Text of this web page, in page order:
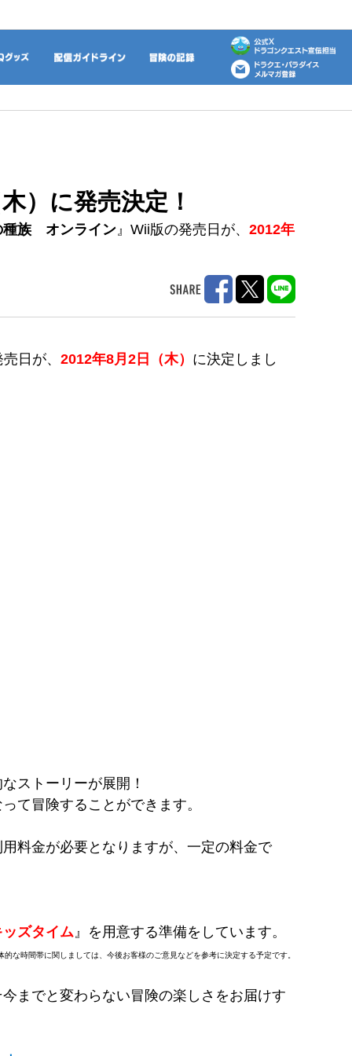
冒険の記録
）に発売決定！
種族 オンライン』Wii版の発売日が、 2012年
日が、 2012年8月2日（木） に決定しまし
ストーリーが展開！
て冒険することができます。
料金が必要となりますが、一定の料金で
ッズタイム』を用意する準備をしています。
な時間帯に関しましては、今後お客様のご意見などを参考に決定する予定です。
までと変わらない冒険の楽しさをお届けす